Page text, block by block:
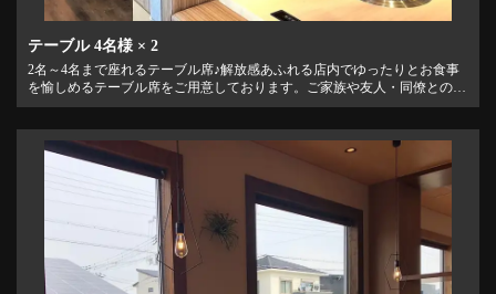
テーブル4名様 × 2
2名～4名まで座れるテーブル席♪解放感あふれる店内でゆったりとお食事
を愉しめるテーブル席をご用意しております。ご家族や友人・同僚とのお
食事にどうぞ♪